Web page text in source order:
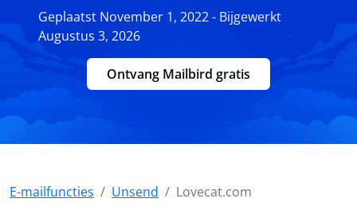
Geplaatst November 1, 2022 - Bijgewerkt
Augustus 3, 2026
Ontvang Mailbird gratis
E-mailfuncties Unsend Lovecat.com